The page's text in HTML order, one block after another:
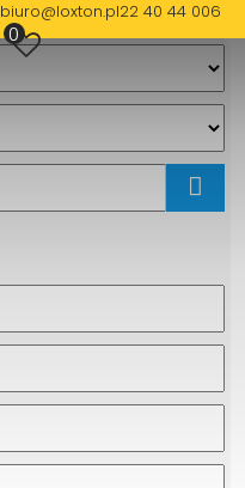
biuro@loxton.pl22 40 44 006
0